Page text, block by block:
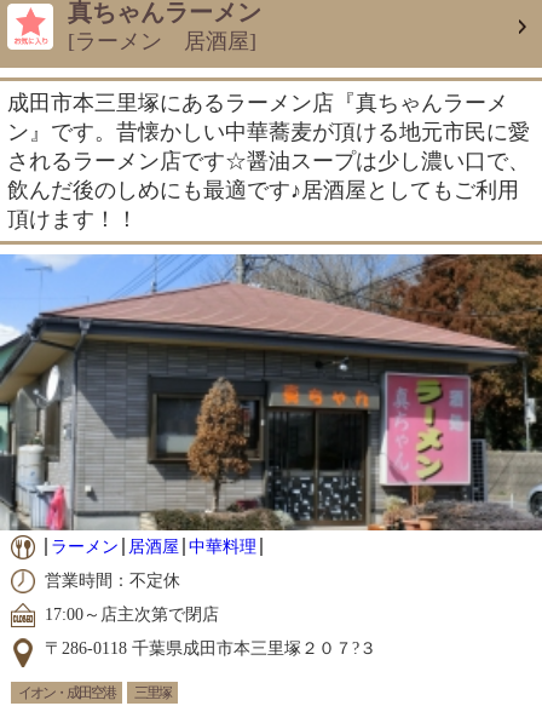
真ちゃんラーメン
[ラーメン 居酒屋]
成田市本三里塚にあるラーメン店『真ちゃんラーメ
ン』です。昔懐かしい中華蕎麦が頂ける地元市民に愛
されるラーメン店です☆醤油スープは少し濃い口で、
飲んだ後のしめにも最適です♪居酒屋としてもご利用
頂けます！！
ラーメン 居酒屋 中華料理
営業時間：不定休
17:00～店主次第で閉店
〒286-0118 千葉県成田市本三里塚２０７?３
イオン・成田空港 三里塚